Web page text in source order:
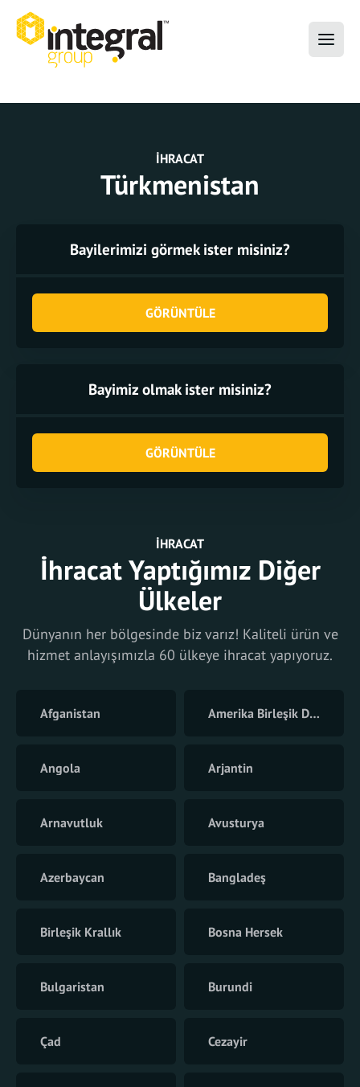
İHRACAT
Türkmenistan
Bayilerimizi görmek ister misiniz?
GÖRÜNTÜLE
Bayimiz olmak ister misiniz?
GÖRÜNTÜLE
İHRACAT
İhracat Yaptığımız Diğer
Ülkeler
Dünyanın her bölgesinde biz varız! Kaliteli ürün ve
hizmet anlayışımızla 60 ülkeye ihracat yapıyoruz.
Afganistan Amerika Birleşik Devletleri
Angola Arjantin
Arnavutluk Avusturya
Azerbaycan Bangladeş
Birleşik Krallık Bosna Hersek
Bulgaristan Burundi
Çad Cezayir